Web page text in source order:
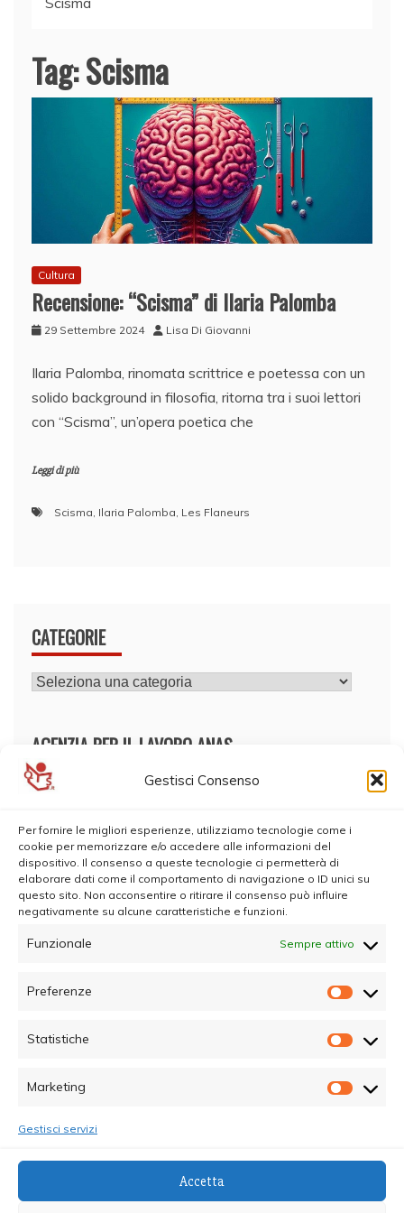
Gestisci Consenso
Per fornire le migliori esperienze, utilizziamo tecnologie come i
cookie per memorizzare e/o accedere alle informazioni del
dispositivo. Il consenso a queste tecnologie ci permetterà di
elaborare dati come il comportamento di navigazione o ID unici su
questo sito. Non acconsentire o ritirare il consenso può influire
negativamente su alcune caratteristiche e funzioni.
Funzionale Sempre attivo
Preferenze
Statistiche
Marketing
Gestisci servizi
Accetta
Tag:Scisma
Cultura
Recensione: “Scisma” di Ilaria Palomba
29 Settembre 2024 Lisa Di Giovanni
Ilaria Palomba, rinomata scrittrice e poetessa con un
solido background in filosofia, ritorna tra i suoi lettori
con “Scisma”, un’opera poetica che
Leggi di più
Scisma, Ilaria Palomba, Les Flaneurs
CATEGORIE
CATEGORIE
AGENZIA PER IL LAVORO ANAS
96015470825 - Testata Giornalistica online Registrata